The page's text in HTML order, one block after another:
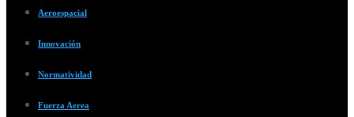
Aeroespacial
Innovación
Normatividad
Fuerza Aerea